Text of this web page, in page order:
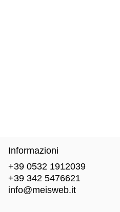
Informazioni
+39 0532 1912039
+39 342 5476621
info@meisweb.it